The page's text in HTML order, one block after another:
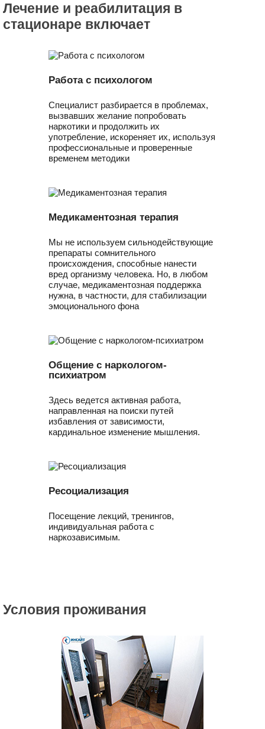
Лечение и реабилитация в
стационаре включает
Работа с психологом
Специалист разбирается в проблемах,
вызвавших желание попробовать
наркотики и продолжить их
употребление, искореняет их, используя
профессиональные и проверенные
временем методики
Медикаментозная терапия
Мы не используем сильнодействующие
препараты сомнительного
происхождения, способные нанести
вред организму человека. Но, в любом
случае, медикаментозная поддержка
нужна, в частности, для стабилизации
эмоционального фона
Общение с наркологом-
психиатром
Здесь ведется активная работа,
направленная на поиски путей
избавления от зависимости,
кардинальное изменение мышления.
Ресоциализация
Посещение лекций, тренингов,
индивидуальная работа с
наркозависимым.
Условия проживания